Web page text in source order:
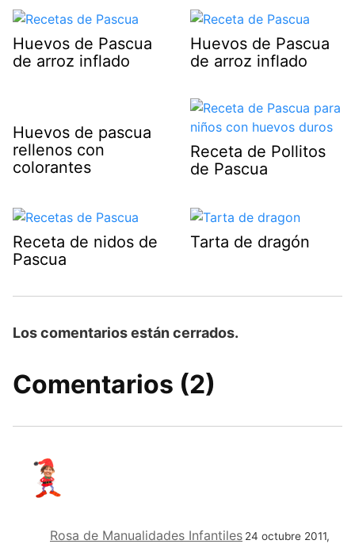
Huevos de Pascua
de arroz inflado
Huevos de Pascua
de arroz inflado
Huevos de pascua
rellenos con
colorantes
Receta de Pollitos
de Pascua
Receta de nidos de
Pascua
Tarta de dragón
Los comentarios están cerrados.
Comentarios (2)
Rosa de Manualidades Infantiles 24 octubre 2011,